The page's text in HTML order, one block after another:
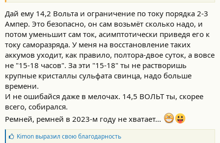
и вот уже 12.45В выдаёт
Дай ему 14,2 Вольта и ограничение по току порядка 2-3
Ампер. Это безопасно, он сам возьмёт сколько надо, и
потом уменьшит сам ток, асимптотически приведя его к
току саморазряда. У меня на восстановление таких
аккумов уходит, как правило, полтора-двое суток, а вовсе
не "15-18 часов". За эти "15-18" ты не растворишь
крупные кристаллы сульфата свинца, надо больше
времени.
И не ошибайся даже в мелочах. 14,5 ВОЛЬТ ты, скорее
всего, собирался.
Ремней, ремней в 2023-м году не хватает...
Б
Kimonвыразил свою благодарность